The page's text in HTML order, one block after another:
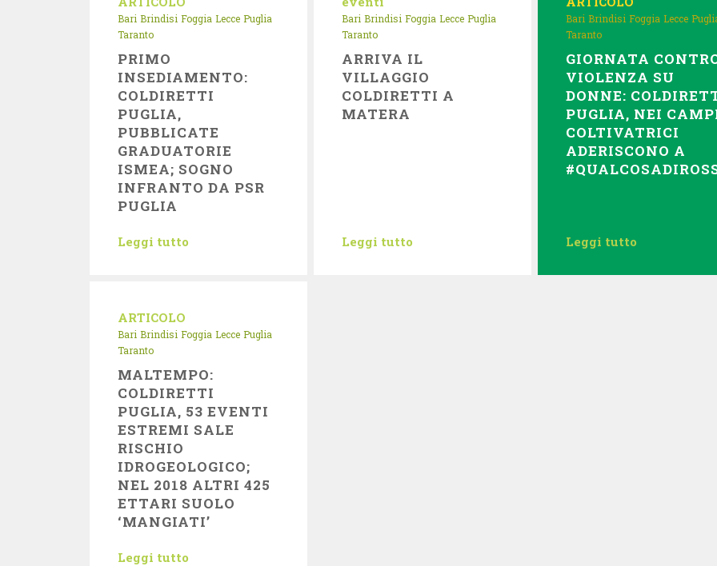
Bari Brindisi Foggia Lecce Puglia
Taranto
PRIMO
INSEDIAMENTO:
COLDIRETTI
PUGLIA,
PUBBLICATE
GRADUATORIE
ISMEA; SOGNO
INFRANTO DA PSR
PUGLIA
Leggi tutto
Bari Brindisi Foggia Lecce Puglia
Taranto
ARRIVA IL
VILLAGGIO
COLDIRETTI A
MATERA
Leggi tutto
Bari Brindisi Foggia Lecce
Taranto
GIORNATA
VIOLENZA SU
DONNE:
PUGLIA, NEI
COLTIVATRICI
ADERISCONO A
Leggi tutto
ARTICOLO
Bari Brindisi Foggia Lecce Puglia
Taranto
MALTEMPO:
COLDIRETTI
PUGLIA, 53 EVENTI
ESTREMI SALE
RISCHIO
IDROGEOLOGICO;
NEL 2018 ALTRI 425
ETTARI SUOLO
‘MANGIATI’
Leggi tutto